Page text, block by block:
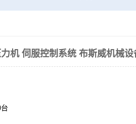
机 伺服控制系统 布斯威机械设